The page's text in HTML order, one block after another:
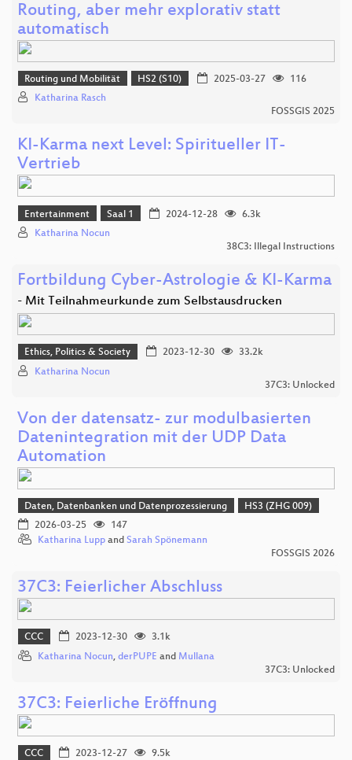
Routing, aber mehr explorativ statt
automatisch
Routing und Mobilität HS2 (S10) 2025-03-27
116
Katharina Rasch
FOSSGIS 2025
KI-Karma next Level: Spiritueller IT-
Vertrieb
Entertainment Saal 1 2024-12-28
6.3k
Katharina Nocun
38C3: Illegal Instructions
Fortbildung Cyber-Astrologie & KI-Karma
- Mit Teilnahmeurkunde zum Selbstausdrucken
Ethics, Politics & Society 2023-12-30
33.2k
Katharina Nocun
37C3: Unlocked
Von der datensatz- zur modulbasierten
Datenintegration mit der UDP Data
Automation
Daten, Datenbanken und Datenprozessierung
HS3 (ZHG 009)
2026-03-25
147
Katharina Lupp and Sarah Spönemann
FOSSGIS 2026
37C3: Feierlicher Abschluss
CCC 2023-12-30
3.1k
Katharina Nocun, derPUPE and Mullana
37C3: Unlocked
37C3: Feierliche Eröffnung
CCC 2023-12-27 9.5k